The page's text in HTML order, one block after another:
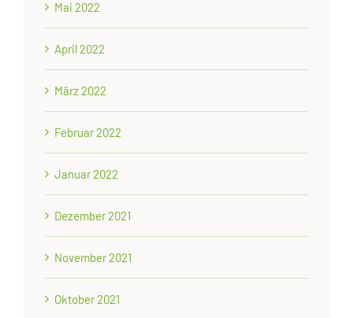
Mai 2022
April 2022
März 2022
Februar 2022
Januar 2022
Dezember 2021
November 2021
Oktober 2021